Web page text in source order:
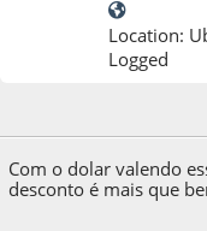
Location:
Logged
Com o dolar valendo
desconto é mais que